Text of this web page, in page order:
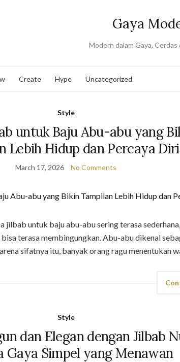
Gaya
Modern dalam Gaya, Cerdas
Create Hype Uncategorized
Style
untuk Baju Abu-abu yang
Lebih Hidup dan Percaya Diri
March 17, 2026 No Comments
jilbab untuk baju abu-abu sering terasa
terasa membingungkan. Abu-abu dikenal
sifatnya itu, banyak orang ragu menentukan
Style
dan Elegan dengan Jilbab
Gaya Simpel yang Menawan